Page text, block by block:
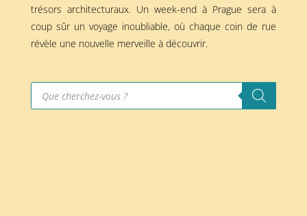
trésors architecturaux. Un week-end à Prague sera à
coup sûr un voyage inoubliable, où chaque coin de rue
révèle une nouvelle merveille à découvrir.
Recherche
produits